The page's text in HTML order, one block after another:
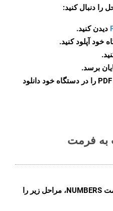
را دنبال کنید:
دیدن کنید.
برسد.
پس از تکمیل تبدیل، فایل PDF را در دستگاه خود دانلود
به فرمت
برای تبدیل یک صفحه وب به فرمت NUMBERS، مراحل زیر را